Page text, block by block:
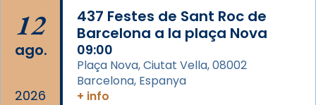
Foto
View on Facebook · Share
12
ago.
2026
437 Festes de Sant Roc de
Barcelona a la plaça Nova
09:00
Plaça Nova, Ciutat Vella, 08002
Barcelona, Espanya
+ info